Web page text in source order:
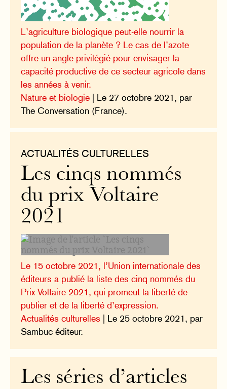
L’agriculture biologique peut-elle nourrir la
population de la planète ? Le cas de l’azote
offre un angle privilégié pour envisager la
capacité productive de ce secteur agricole dans
les années à venir.
Nature et biologie | Le 27 octobre 2021, par
The Conversation (France).
ACTUALITÉS CULTURELLES
Les cinqs nommés
du prix Voltaire
2021
Le 15 octobre 2021, l’Union internationale des
éditeurs a publié la liste des cinq nommés du
Prix Voltaire 2021, qui promeut la liberté de
publier et de la liberté d’expression.
Actualités culturelles | Le 25 octobre 2021, par
Sambuc éditeur.
Les séries d’articles